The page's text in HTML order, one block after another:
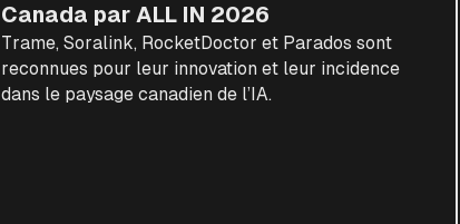
Canada par ALL IN 2026
Trame, Soralink, RocketDoctor et Parados sont
reconnues pour leur innovation et leur incidence
dans le paysage canadien de l’IA.